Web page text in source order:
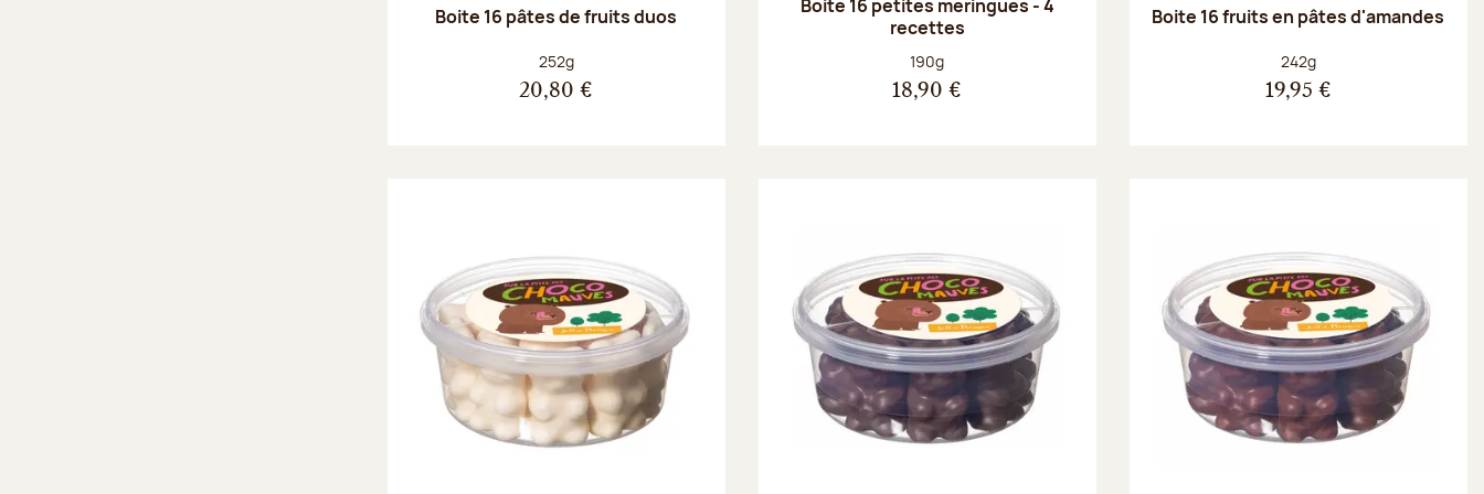
Boite 16 pâtes de fruits duos
Poids net :
252g
20,80 €
Boite 16 petites meringues - 4
recettes
Poids net :
190g
18,90 €
Boite 16 fruits en pâtes d'amandes
Poids net :
242g
19,95 €